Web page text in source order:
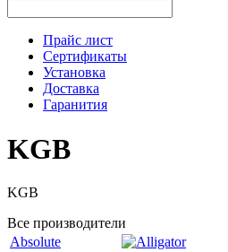
Прайс лист
Сертификаты
Установка
Доставка
Гаранития
KGB
KGB
Все производители
Absolute